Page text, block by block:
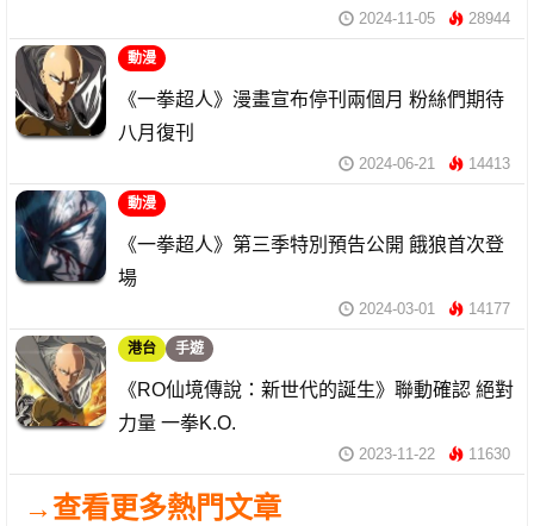
2024-11-05 28944
動漫
《一拳超人》漫畫宣布停刊兩個月 粉絲們期待
八月復刊
2024-06-21 14413
動漫
《一拳超人》第三季特別預告公開 餓狼首次登
場
2024-03-01 14177
港台 手遊
《RO仙境傳說：新世代的誕生》聯動確認 絕對
力量 一拳K.O.
2023-11-22 11630
→查看更多熱門文章